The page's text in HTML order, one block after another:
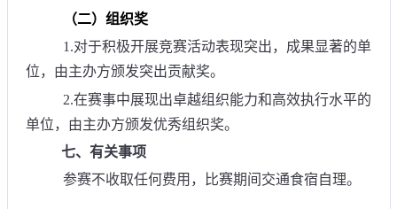
（二）组织奖
1.对于积极开展竞赛活动表现突出，成果显著的单
位，由主办方颁发突出贡献奖。
2.在赛事中展现出卓越组织能力和高效执行水平的
单位，由主办方颁发优秀组织奖。
七、有关事项
参赛不收取任何费用，比赛期间交通食宿自理。